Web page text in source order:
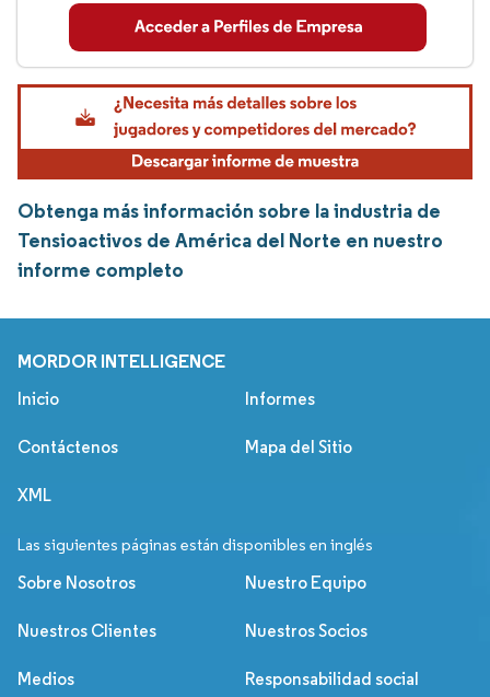
Obtenga más información sobre la industria de
Tensioactivos de América del Norte en nuestro
informe completo
MORDOR INTELLIGENCE
Inicio Informes
Contáctenos Mapa del Sitio
XML
Las siguientes páginas están disponibles en inglés
Sobre Nosotros Nuestro Equipo
Nuestros Clientes Nuestros Socios
Medios Responsabilidad social